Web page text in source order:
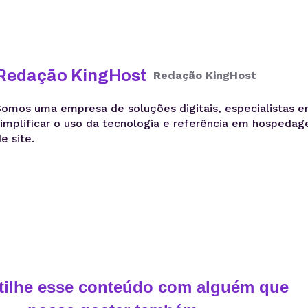
KingHost Redação KingHost
uma empresa de soluções digitais, especialistas
o uso da tecnologia e referência em
site.
esse conteúdo com alguém que